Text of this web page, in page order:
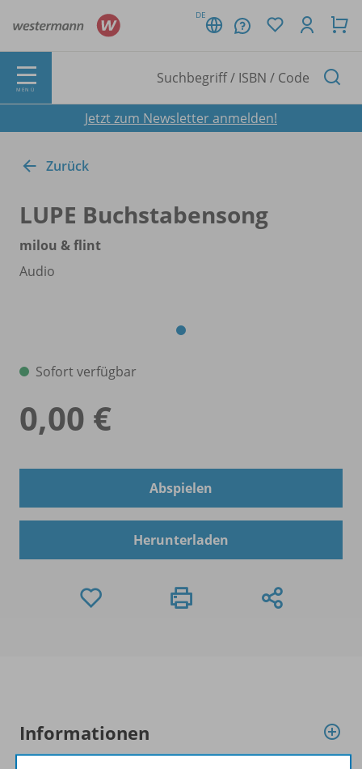
DE
MENÜ
Jetzt zum Newsletter anmelden!
Zurück
LUPE Buchstabensong
milou & flint
Audio
Sofort verfügbar
0,00 €
Abspielen
Herunterladen
Informationen